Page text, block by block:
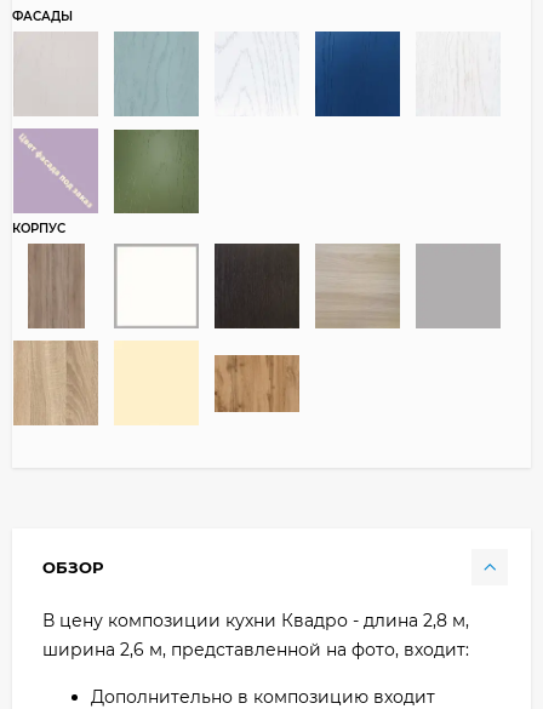
ФАСАДЫ
КОРПУС
ОБЗОР
В цену композиции кухни Квадро - длина 2,8 м,
ширина 2,6 м, представленной на фото, входит:
Дополнительно в композицию входит